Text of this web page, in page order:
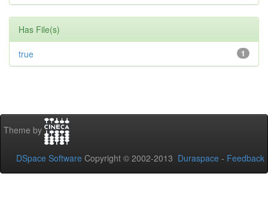
Has File(s)
1
true
Theme by
DSpace Software Copyright © 2002-2013 Duraspace - Feedback